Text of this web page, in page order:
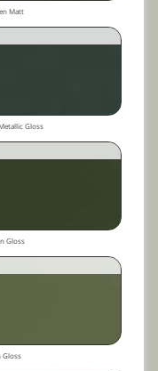
Matt
Gloss
Gloss
Gloss